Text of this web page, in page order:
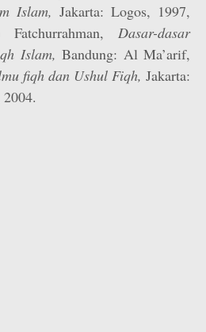
Islam, Jakarta: Logos, 1997,
Dasar-dasar
Islam, Bandung: Al Ma’arif,
fiqh dan Ushul Fiqh, Jakarta: